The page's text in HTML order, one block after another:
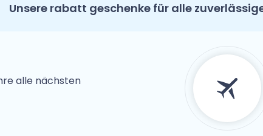
Unsere rabatt geschenke für alle
alle nächsten